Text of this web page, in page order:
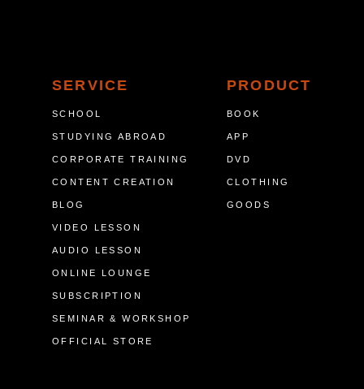
SERVICE
SCHOOL
STUDYING ABROAD
CORPORATE TRAINING
CONTENT CREATION
BLOG
VIDEO LESSON
AUDIO LESSON
ONLINE LOUNGE
SUBSCRIPTION
SEMINAR & WORKSHOP
OFFICIAL STORE
PRODUCT
BOOK
APP
DVD
CLOTHING
GOODS